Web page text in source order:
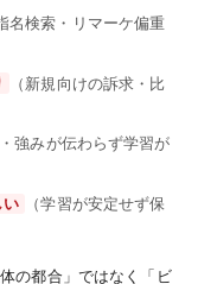
名検索・リマーケ偏重
（新規向けの訴求・比
・強みが伝わらず学習が
い
（学習が安定せず保
の都合」ではなく「ビ